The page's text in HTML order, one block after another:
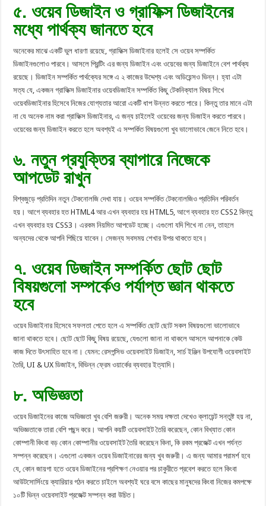
৫. ওয়েব ডিজাইন ও গ্রাফিক্স ডিজাইনের
মধ্যে পার্থক্য জানতে হবে
অনেকের মাঝে একটি ভুল ধারণা রয়েছে, গ্রাফিক্স ডিজাইনার হলেই সে ওয়েব সম্পর্কিত
ডিজাইনগুলোও পারবে। আসলে প্রিন্টিং এর জন্য ডিজাইন এবং ওয়েবের জন্য ডিজাইনে বেশ পার্থক্য
রয়েছে। ডিজাইন সম্পর্কিত পার্থক্যের সঙ্গে এ ২ কাজের উদ্দেশ্য এবং অডিয়েন্সও ভিন্ন। হ্যা এটা
সত্য যে, একজন গ্রাফিক্স ডিজাইনার ওয়েবডিজাইন সম্পর্কিত কিছু টেকনিক্যাল বিষয় শিখে
ওয়েবডিজাইনার হিসেবে নিজের যোগ্যতার আরো একটি ধাপ উন্নত করতে পারে। কিন্তু তার মানে এটা
না যে অনেক নাম করা গ্রাফিক্স ডিজাইনার, এ জন্য চাইলেই ওয়েবের জন্য ডিজাইন করতে পারবে।
ওয়েবের জন্য ডিজাইন করতে হলে অবশ্যই এ সম্পর্কিত বিষয়গুলো খুব ভালোভাবে জেনে নিতে হবে।
৬. নতুন প্রযুক্তির ব্যাপারে নিজেকে
আপডেট রাখুন
বিশ্বজুড়ে প্রতিদিন নতুন টেকনোলজি দেখা যায়। ওয়েব সম্পর্কিত টেকনোলজিও প্রতিদিন পরিবর্তন
হয়। আগে ব্যবহার হত HTML4 আর এখন ব্যবহার হয় HTML5, আগে ব্যবহার হত CSS2 কিন্তু
এখন ব্যবহার হয় CSS3। এরকম নিয়মিত আপডেট হচ্ছে। এগুলো যদি শিখে না নেন, তাহলে
অন্যদের থেকে আপনি পিছিয়ে যাবেন। সেজন্য সবসময় শেখার উপর থাকতে হবে।
৭. ওয়েব ডিজাইন সম্পর্কিত ছোট ছোট
বিষয়গুলো সম্পর্কেও পর্যাপ্ত জ্ঞান থাকতে
হবে
ওয়েব ডিজাইনার হিসেবে সফলতা পেতে হলে এ সম্পর্কিত ছোট ছোট সকল বিষয়গুলো ভালোভাবে
জানা থাকতে হবে। ছোট ছোট কিছু বিষয় রয়েছে, যেগুলো জানা না থাকলে আসলে আপনাকে কেউ
কাজ দিতে উৎসাহিত হবে না। যেমন: রেসপন্সিভ ওয়েবসাইট ডিজাইন, সার্চ ইঞ্জিন উপযোগী ওয়েবসাইট
তৈরি, UI & UX ডিজাইন, বিভিন্ন ফ্রেম ওয়ার্কের ব্যবহার ইত্যাদি।
৮. অভিজ্ঞতা
ওয়েব ডিজাইনের কাজে অভিজ্ঞতা খুব বেশি জরুরী। অনেক সময় দক্ষতা দেখেও ক্লায়েন্ট সন্তুষ্ট হয় না,
অভিজ্ঞতাকে তারা বেশি পছন্দ করে। আপনি কয়টি ওয়েবসাইট তৈরি করেছেন, কোন বিখ্যাত কোন
কোম্পানী কিংবা বড় কোন কোম্পানীর ওয়েবসাইট তৈরি করেছেন কিনা, কি রকম প্রজেক্ট এখন পর্যন্ত
সম্পন্ন করেছেন। এগুলো একজন ওয়েব ডিজাইনারের জন্য খুব জরুরী। এ জন্য আমার পরামর্শ হবে
যে, কোন জায়গা হতে ওয়েব ডিজাইনের প্রশিক্ষণ নেওয়ার পর চাকুরীতে প্রবেশ করতে হলে কিংবা
আউটসোর্সিংয়ে ক্যারিয়ার গঠন করতে চাইলে অবশ্যই ঘরে বসে কাছের মানুষদের কিংবা নিজের কমপক্ষে
১০টি ভিন্ন ওয়েবসাইট প্রজেক্ট সম্পন্ন করা উচিত।